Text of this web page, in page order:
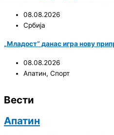
08.08.2026
Србија
„Младост“ данас игра нову
08.08.2026
Апатин, Спорт
Вести
Апатин